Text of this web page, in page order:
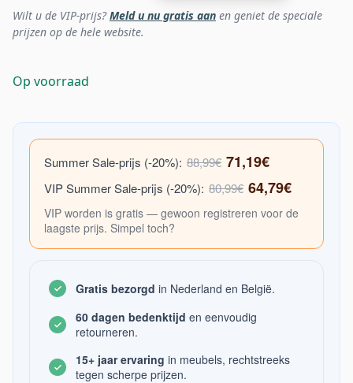
Wilt u de VIP-prijs?Meld u nu gratis aan en geniet de speciale
prijzen op de hele website.
Op voorraad
Summer Sale-prijs (-20%): 88,99€ 71,19€
VIP Summer Sale-prijs (-20%): 80,99€ 64,79€
VIP worden is gratis — gewoon registreren voor de
laagste prijs. Simpel toch?
Gratis bezorgd in Nederland en België.
60 dagen bedenktijd en eenvoudig
retourneren.
15+ jaar ervaring in meubels, rechtstreeks
tegen scherpe prijzen.